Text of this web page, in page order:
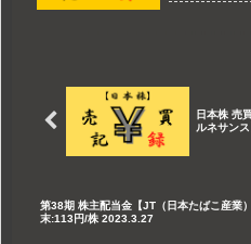
日本株 売
ルネサン
第38期 株主配当金【JT（日本たばこ産業
末:113円/株 2023.3.27